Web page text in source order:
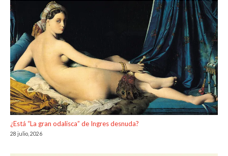
¿Está “La gran odalisca” de Ingres desnuda?
28 julio, 2026